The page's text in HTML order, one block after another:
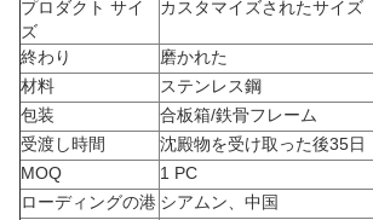
プロダクト サイ
ズ
カスタマイズされたサイズ
終わり
磨かれた
材料
ステンレス鋼
包装
合板箱/鉄骨フレーム
受渡し時間
沈殿物を受け取った後35日
MOQ
1 PC
ローディングの港 シアムン、中国